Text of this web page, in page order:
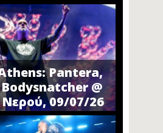
Pantera,
@
09/07/26